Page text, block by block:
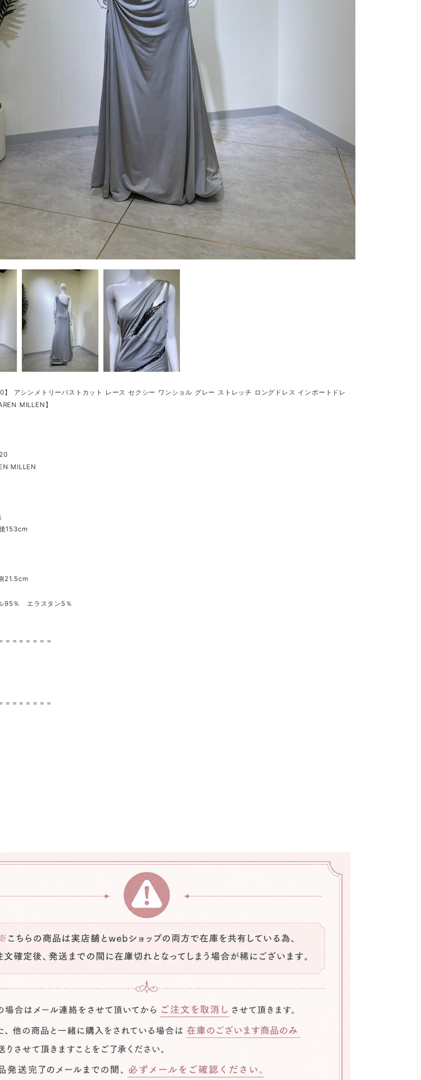
】 アシンメトリーバストカット レース セクシー ワンショル グレー ストレッチ ロングドレス インポートドレ
MILLEN】
MILLEN
153cm
21.5cm
95％ エラスタン5％
＝＝＝＝＝＝＝
＝＝＝＝＝＝＝